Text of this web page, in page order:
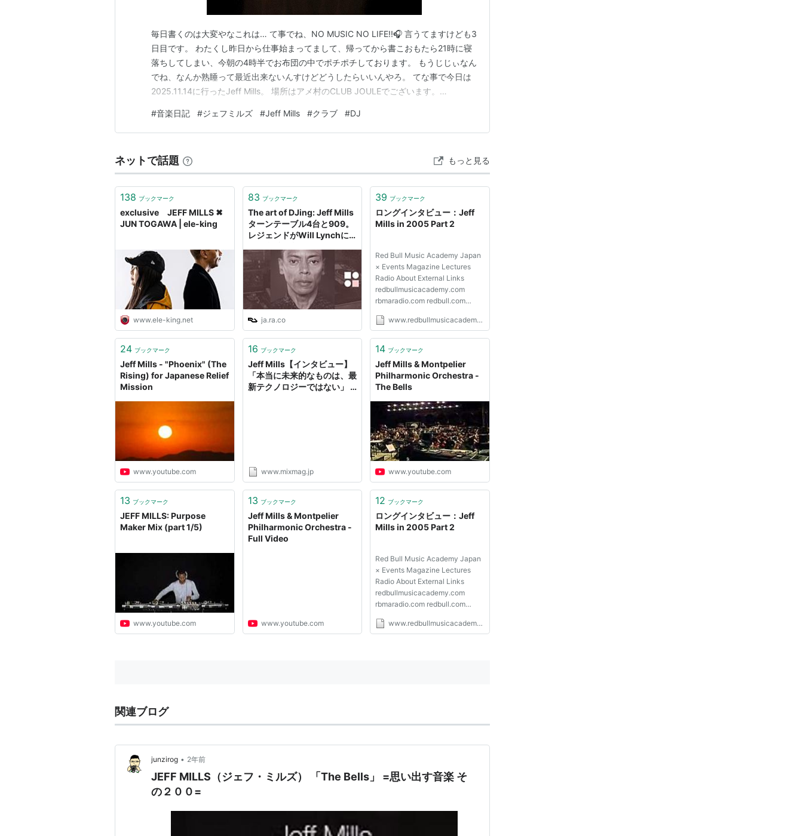
毎日書くのは大変やなこれは… て事でね、NO MUSIC NO LIFE!!🎧 言うてますけども3
日目です。 わたくし昨日から仕事始まってまして、帰ってから書こおもたら21時に寝
落ちしてしまい、今朝の4時半でお布団の中でポチポチしております。 もうじじぃなん
でね、なんか熟睡って最近出来ないんすけどどうしたらいいんやろ。 てな事で今日は
2025.11.14に行ったJeff Mills。 場所はアメ村のCLUB JOULEでございます。
うやんけ！！て感じですけど、こんな…
#音楽日記 #ジェフミルズ #Jeff Mills #クラブ #DJ
ネットで話題 もっと見る
138 ブックマーク
exclusive JEFF MILLS ✖︎
JUN TOGAWA | ele-king
www.ele-king.net
83 ブックマーク
The art of DJing: Jeff Mills
ターンテーブル4台と909。
レジェンドがWill Lynchに
ja.ra.co
39 ブックマーク
ロングインタビュー：Jeff
Mills in 2005 Part 2
Red Bull Music Academy Japan
× Events Magazine Lectures
Radio About External Links
redbullmusicacademy.com
rbmaradio.com redbull.com
関する最新のニュースをゲット
はじまりRBMA BERLIN 2018：
周年は始まりの地でRED BU...
www.redbullmusicacademy.jp
24 ブックマーク
Jeff Mills - "Phoenix" (The
Rising) for Japanese Relief
Mission
www.youtube.com
16 ブックマーク
Jeff Mills【インタビュー】
「本当に未来的なものは、最
新テクノロジーではない」 |
www.mixmag.jp
14 ブックマーク
Jeff Mills & Montpelier
Philharmonic Orchestra -
The Bells
www.youtube.com
13 ブックマーク
JEFF MILLS: Purpose
Maker Mix (part 1/5)
www.youtube.com
13 ブックマーク
Jeff Mills & Montpelier
Philharmonic Orchestra -
Full Video
www.youtube.com
12 ブックマーク
ロングインタビュー：Jeff
Mills in 2005 Part 2
Red Bull Music Academy Japan
× Events Magazine Lectures
Radio About External Links
redbullmusicacademy.com
rbmaradio.com redbull.com
関する最新のニュースをゲット
www.redbullmusicacademy.jp
関連ブログ
junzirog • 2年前
JEFF MILLS（ジェフ・ミルズ） 「The Bells」 =思い出す音楽 そ
の２００=